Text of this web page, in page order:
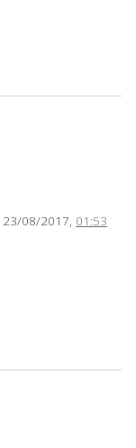
23/08/2017, 01:53